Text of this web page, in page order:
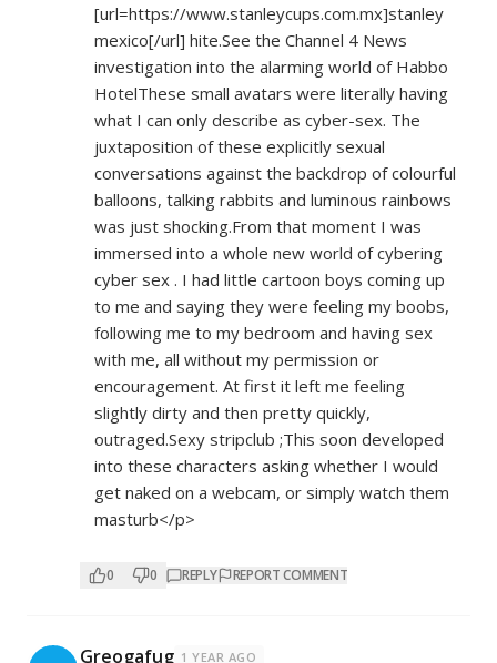
[url=https://www.stanleycups.com.mx]stanley
mexico[/url] hite.See the Channel 4 News
investigation into the alarming world of Habbo
HotelThese small avatars were literally having
what I can only describe as cyber-sex. The
juxtaposition of these explicitly sexual
conversations against the backdrop of colourful
balloons, talking rabbits and luminous rainbows
was just shocking.From that moment I was
immersed into a whole new world of cybering
cyber sex . I had little cartoon boys coming up
to me and saying they were feeling my boobs,
following me to my bedroom and having sex
with me, all without my permission or
encouragement. At first it left me feeling
slightly dirty and then pretty quickly,
outraged.Sexy stripclub ;This soon developed
into these characters asking whether I would
get naked on a webcam, or simply watch them
masturb</p>
0 0 REPLY REPORT COMMENT
Greogafug 1 YEAR AGO